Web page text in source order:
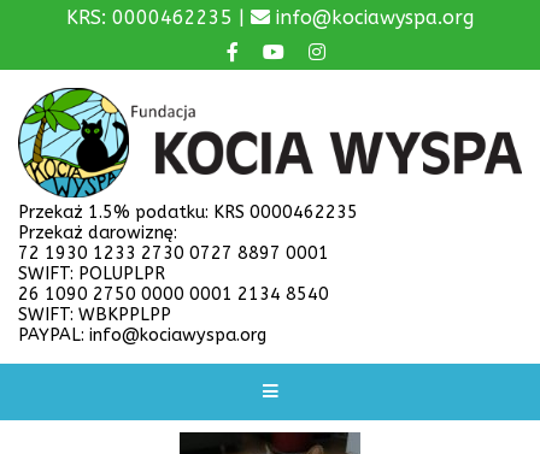
KRS: 0000462235 | info@kociawyspa.org
Przekaż 1.5% podatku: KRS 0000462235
Przekaż darowiznę:
72 1930 1233 2730 0727 8897 0001
SWIFT: POLUPLPR
26 1090 2750 0000 0001 2134 8540
SWIFT: WBKPPLPP
PAYPAL: info@kociawyspa.org